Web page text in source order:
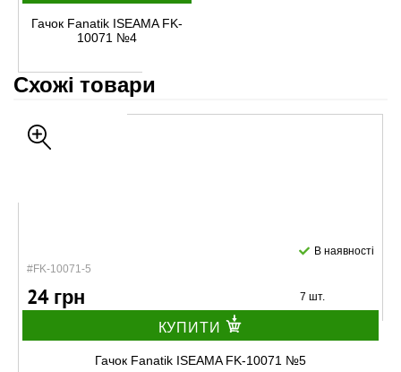
Гачок Fanatik ISEAMA FK-
10071 №4
Схожі товари
#FK-10071-5
В наявності
24 грн 7 шт.
КУПИТИ
Гачок Fanatik ISEAMA FK-10071 №5